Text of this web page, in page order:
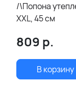
/\Попона
XXL, 45 см
809 р.
В корзину